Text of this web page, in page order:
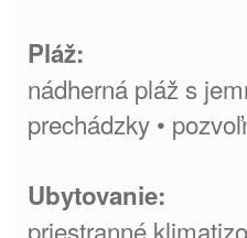
Pláž:
nádherná pláž s
prechádzky •
Ubytovanie:
priestranné